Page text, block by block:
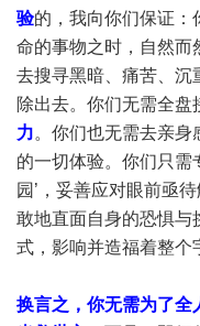
验的，我向你们保证：
命的事物之时，自然而
去搜寻黑暗、痛苦、沉
除出去。你们无需全
力。你们也无需去亲身
的一切体验。你们只需
园’，妥善应对眼前亟
敢地直面自身的恐惧与
式，影响并造福着整个
换言之，你无需为了全